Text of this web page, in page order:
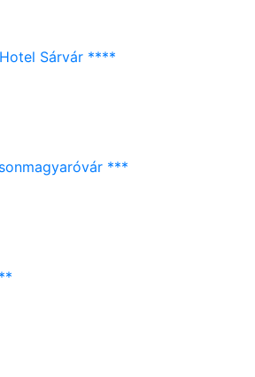
Sárvár ****
***